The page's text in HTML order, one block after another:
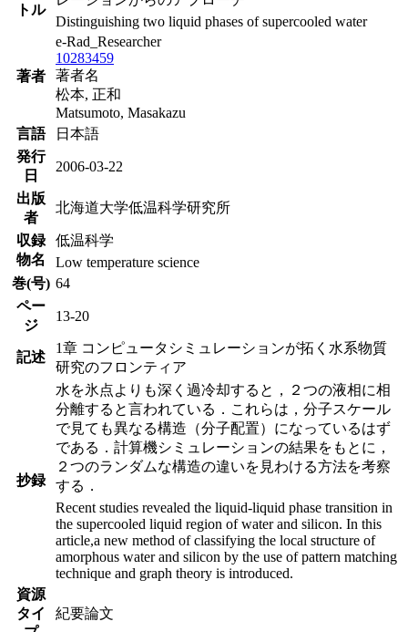
トル
Distinguishing two liquid phases of supercooled water
著者
e-Rad_Researcher
10283459
著者名
松本, 正和
Matsumoto, Masakazu
言語
日本語
発行
日
2006-03-22
出版
者
北海道大学低温科学研究所
収録
物名
低温科学
Low temperature science
巻(号) 64
ペー
ジ
13-20
記述
1章 コンピュータシミュレーションが拓く水系物質
研究のフロンティア
抄録
水を氷点よりも深く過冷却すると，２つの液相に相
分離すると言われている．これらは，分子スケール
で見ても異なる構造（分子配置）になっているはず
である．計算機シミュレーションの結果をもとに，
２つのランダムな構造の違いを見わける方法を考察
する．
Recent studies revealed the liquid-liquid phase transition in
the supercooled liquid region of water and silicon. In this
article,a new method of classifying the local structure of
amorphous water and silicon by the use of pattern matching
technique and graph theory is introduced.
資源
タイ
紀要論文